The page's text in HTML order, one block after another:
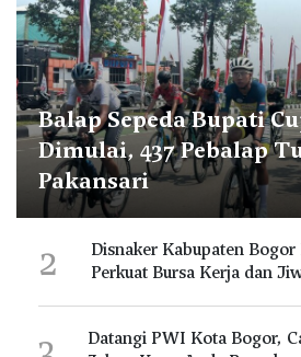
Balap Sepeda Bupati
Dimulai, 437 Pebalap
Pakansari
2
Disnaker Kabupaten
Perkuat Bursa Kerja dan
Datangi PWI Kota Bogor,